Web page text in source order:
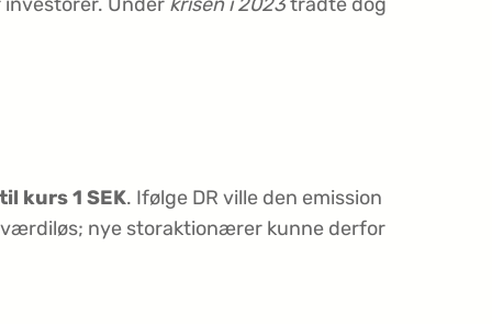
kurs 1 SEK. Ifølge DR ville den emission
nye storaktionærer kunne derfor